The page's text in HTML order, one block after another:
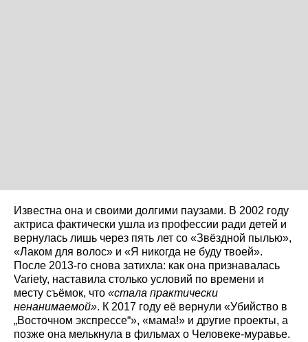
Известна она и своими долгими паузами. В 2002 году
актриса фактически ушла из профессии ради детей и
вернулась лишь через пять лет со «Звёздной пылью»,
«Лаком для волос» и «Я никогда не буду твоей».
После 2013-го снова затихла: как она признавалась
Variety, наставила столько условий по времени и
месту съёмок, что «стала практически
ненанимаемой». К 2017 году её вернули «Убийство в
„Восточном экспрессе“», «мама!» и другие проекты, а
позже она мелькнула в фильмах о Человеке-муравье.